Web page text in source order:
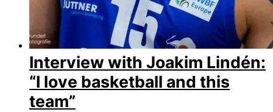
Interview with Joakim Lindén:
“I love basketball and this
team”